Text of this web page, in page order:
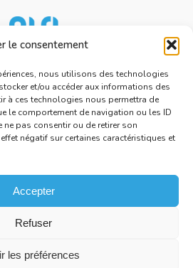
le consentement
nous utilisons des technologies
et/ou accéder aux informations des
à ces technologies nous permettra de
le comportement de navigation ou les ID
ne pas consentir ou de retirer son
négatif sur certaines caractéristiques et
Accepter
Refuser
les préférences
Ressources
propos d'AISI
rejoindre
presse
légales